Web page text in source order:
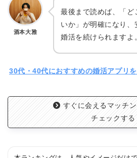
酒本大雅
最後まで読めば、「
いか」が明確になり
婚活を続けられますよ
30代・40代におすすめの婚活アプリ
すぐに会えるマッチ
チェックする